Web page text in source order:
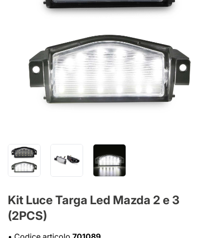
Kit Luce Targa Led Mazda 2 e 3
(2PCS)